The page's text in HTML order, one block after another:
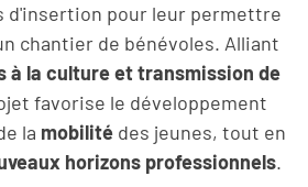
d'insertion pour leur permettre
chantier de bénévoles. Alliant
à la culture et transmission de
favorise le développement
la mobilité des jeunes, tout en
horizons professionnels.